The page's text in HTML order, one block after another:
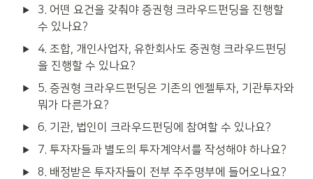
3. 어떤 요건을 갖춰야 증권형 크라우드펀딩을 진행할
수 있나요?
4. 조합, 개인사업자, 유한회사도 증권형 크라우드펀딩
을 진행할 수 있나요?
5. 증권형 크라우드펀딩은 기존의 엔젤투자, 기관투자와
뭐가 다른가요?
6. 기관, 법인이 크라우드펀딩에 참여할 수 있나요?
7. 투자자들과 별도의 투자계약서를 작성해야 하나요?
8. 배정받은 투자자들이 전부 주주명부에 들어오나요?